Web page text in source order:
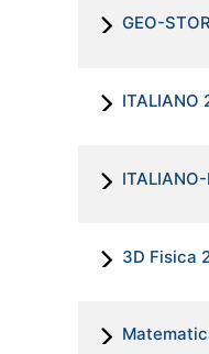
GEO-
ITALIANO
3D Fisica